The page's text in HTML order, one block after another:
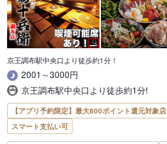
京王調布駅中央口より徒歩約1分！
2001～3000円
京王調布駅中央口より徒歩約1分!
【アプリ予約限定】最大800ポイント還元対象店
スマート支払い可